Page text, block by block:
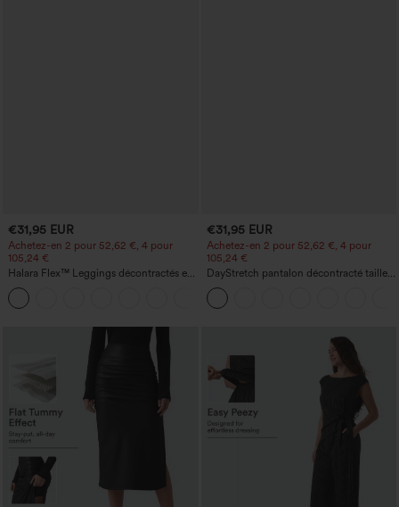
€31,95 EUR
Achetez-en 2 pour 52,62 €, 4 pour
105,24 €
Halara Flex™ Leggings décontractés en
jean à taille haute avec poches
€31,95 EUR
Achetez-en 2 pour 52,62 €, 4 pour
105,24 €
DayStretch pantalon décontracté taille
haute à jambe en forme de tonneau
avec poches